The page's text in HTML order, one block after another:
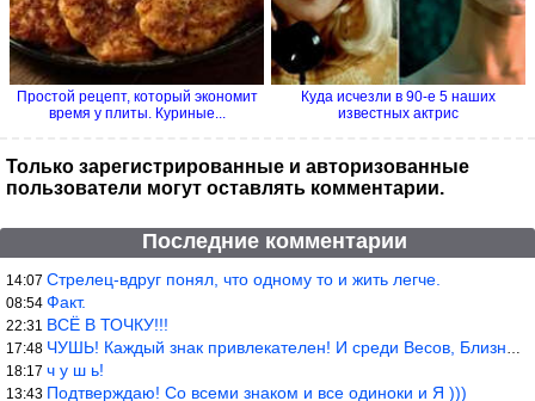
Простой рецепт, который экономит
время у плиты. Куриные...
Куда исчезли в 90-е 5 наших
известных актрис
Только зарегистрированные и авторизованные
пользователи могут оставлять комментарии.
Последние комментарии
14:07 Стрелец-вдруг понял, что одному то и жить легче.
08:54 Факт.
22:31 ВСЁ В ТОЧКУ!!!
17:48 ЧУШЬ! Каждый знак привлекателен! И среди Весов, Близнецов встреч
18:17 ч у ш ь!
13:43 Подтверждаю! Со всеми знаком и все одиноки и Я )))